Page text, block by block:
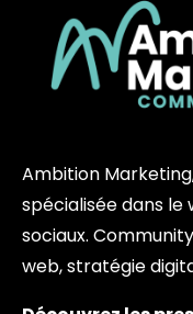
Ambition
spécialisée dans
sociaux.
web, stratégie